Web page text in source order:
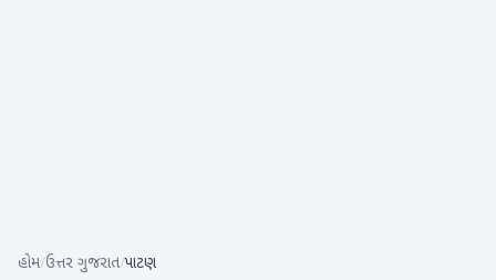
હોમ/ઉત્તર ગુજરાત/પાટણ